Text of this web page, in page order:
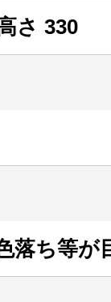
さ 330
落ち等が